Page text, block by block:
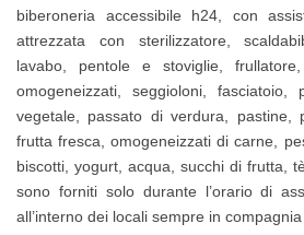
biberoneria accessibile h24, con
attrezzata con sterilizzatore,
lavabo, pentole e stoviglie, frullatore,
omogeneizzati, seggioloni, fasciatoio,
vegetale, passato di verdura, pastine,
frutta fresca, omogeneizzati di carne,
biscotti, yogurt, acqua, succhi di frutta,
sono forniti solo durante l’orario di
all’interno dei locali sempre in